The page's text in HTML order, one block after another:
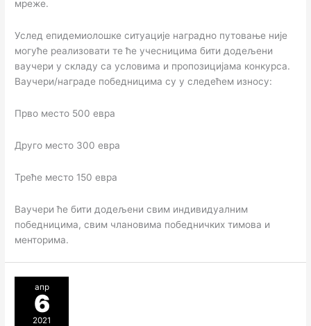
мреже.
Услед епидемиолошке ситуације наградно путовање није
могуће реализовати те ће учесницима бити додељени
ваучери у складу са условима и пропозицијама конкурса.
Ваучери/награде победницима су у следећем износу:
Прво место 500 евра
Друго место 300 евра
Треће место 150 евра
Ваучери ће бити додељени свим индивидуалним
победницима, свим члановима победничких тимова и
менторима.
апр
6
2021